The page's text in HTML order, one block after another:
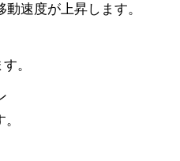
速度が上昇します。
。